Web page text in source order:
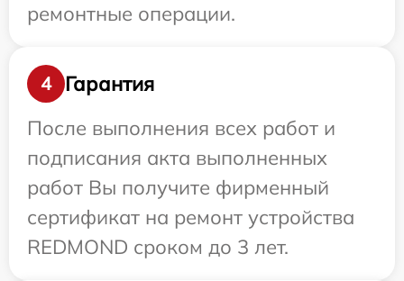
ремонтные операции.
4
Гарантия
После выполнения всех работ и
подписания акта выполненных
работ Вы получите фирменный
сертификат на ремонт устройства
REDMOND сроком до 3 лет.